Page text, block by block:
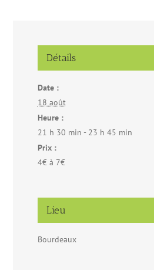
Détails
Date :
18 août
Heure :
21 h 30 min - 23 h 45 min
Prix :
4€ à 7€
Lieu
Bourdeaux